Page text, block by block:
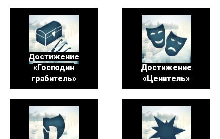
Достижение
«Господин
грабитель»
Достижение
«Ценитель»